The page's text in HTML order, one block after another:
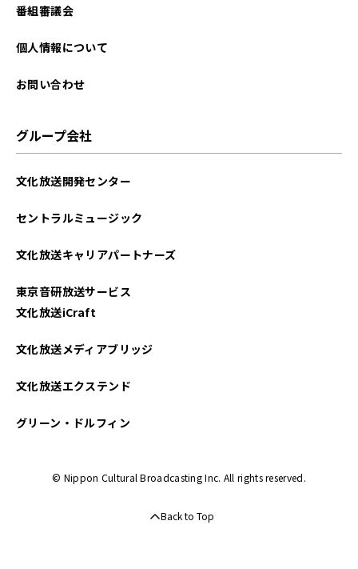
2025年09月
2025年06月
2025年01月
2024年12月
2024年11月
番組審議会
個人情報について
お問い合わせ
グループ会社
文化放送開発センター
セントラルミュージック
文化放送キャリアパートナーズ
東京音研放送サービス
文化放送iCraft
文化放送メディアブリッジ
文化放送エクステンド
グリーン・ドルフィン
© Nippon Cultural Broadcasting Inc. All rights reserved.
Back to Top